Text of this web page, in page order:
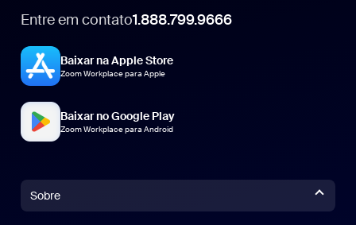
Entre em contato1.888.799.9666
Baixar na Apple Store
Zoom Workplace para Apple
Baixar no Google Play
Zoom Workplace para Android
Sobre